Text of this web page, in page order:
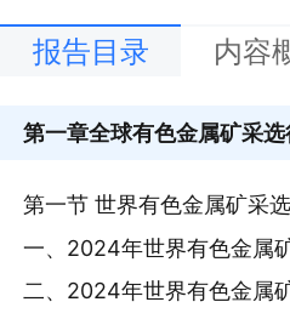
报告目录 内容
第一章全球有色金属矿采
第一节 世界有色金属矿采
一、2024年世界有色金属
二、2024年世界有色金属